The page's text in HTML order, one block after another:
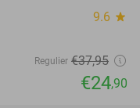
9.6 star
Regulier €37,95
€24,90